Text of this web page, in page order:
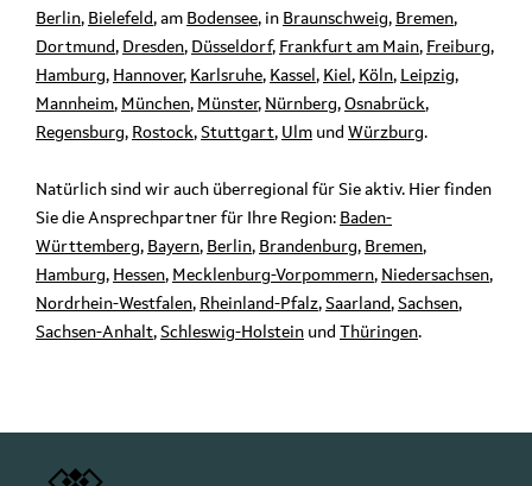
Berlin, Bielefeld, am Bodensee, in Braunschweig, Bremen,
Dortmund, Dresden, Düsseldorf, Frankfurt am Main, Freiburg,
Hamburg, Hannover, Karlsruhe, Kassel , Kiel , Köln, Leipzig,
Mannheim, München, Münster, Nürnberg, Osnabrück,
Regensburg, Rostock, Stuttgart, Ulm und Würzburg.
Natürlich sind wir auch überregional für Sie aktiv. Hier finden
Sie die Ansprechpartner für Ihre Region: Baden-
Württemberg, Bayern, Berlin, Brandenburg, Bremen,
Hamburg, Hessen, Mecklenburg-Vorpommern, Niedersachsen,
Nordrhein-Westfalen, Rheinland-Pfalz, Saarland, Sachsen,
Sachsen-Anhalt, Schleswig-Holstein und Thüringen.